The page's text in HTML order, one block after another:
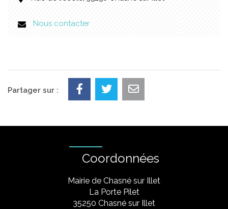
Nous contacter
Partager sur :
Coordonnées
Mairie de Chasné sur Illet
La Porte Pilet
35250 Chasné sur Illet